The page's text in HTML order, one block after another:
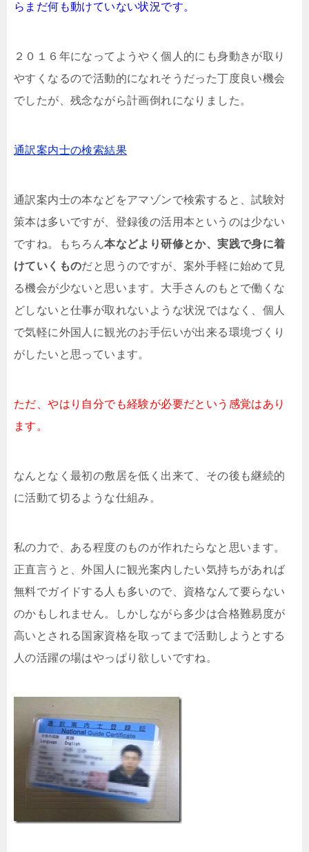
らまだ何も動けていない状況です。
２０１６年になってようやく個人的にも身動きが取り
やすくなるので活動的になれそうだった丁度良い機会
でしたが、残念ながら計画倒れになりました。
通訳案内士の検索結果
通訳案内士の本などをアマゾンで検索すると、試験対
策本は多いですが、登録後の活用本というのは少ない
ですね。もちろん本などより研修とか、実践で身に着
けていくものだと思うのですが、案外手軽に始めて見
る機会が少ないと思います。大手さんのもとで働くな
どしないと仕事が取れないような状況ではなく、個人
で気軽に外国人に観光のお手伝いが出来る環境づくり
がしたいと思っています。
ただ、やはり自分でも経験が必要だという感覚はあり
ます。
なんとなく最初の敷居を低く出来て、その後も継続的
に活動て切るような仕組み。
私の力で、ある程度のものが作れたらなと思います。
正直言うと、外国人に観光案内したい気持ちがあれば
無料でガイドする人も多いので、資格なんて要らない
のかもしれません。しかしながら多少は合格難易度が
高いとされる国家資格を取ってまで活動しようとする
人の活躍の場はやっぱり欲しいですね。